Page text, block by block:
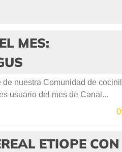
MES:
de nuestra Comunidad de
usuario del mes de Canal...
ETIOPE